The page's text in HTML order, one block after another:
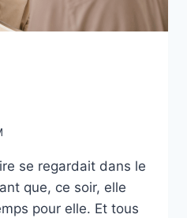
se regardait dans le
que, ce soir, elle
pour elle. Et tous